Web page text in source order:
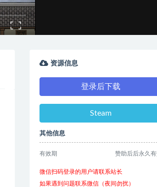
资源信息
登录后下载
Steam
其他信息
有效期 赞助后后永久有
微信扫码登录的用户请联系站长
如果遇到问题联系微信（夜间勿扰）